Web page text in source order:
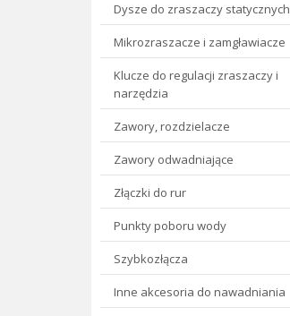
Dysze do zraszaczy statycznych
Mikrozraszacze i zamgławiacze
Klucze do regulacji zraszaczy i
narzędzia
Zawory, rozdzielacze
Zawory odwadniające
Złączki do rur
Punkty poboru wody
Szybkozłącza
Inne akcesoria do nawadniania